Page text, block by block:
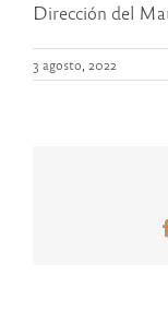
Dirección del
3 agosto, 2022